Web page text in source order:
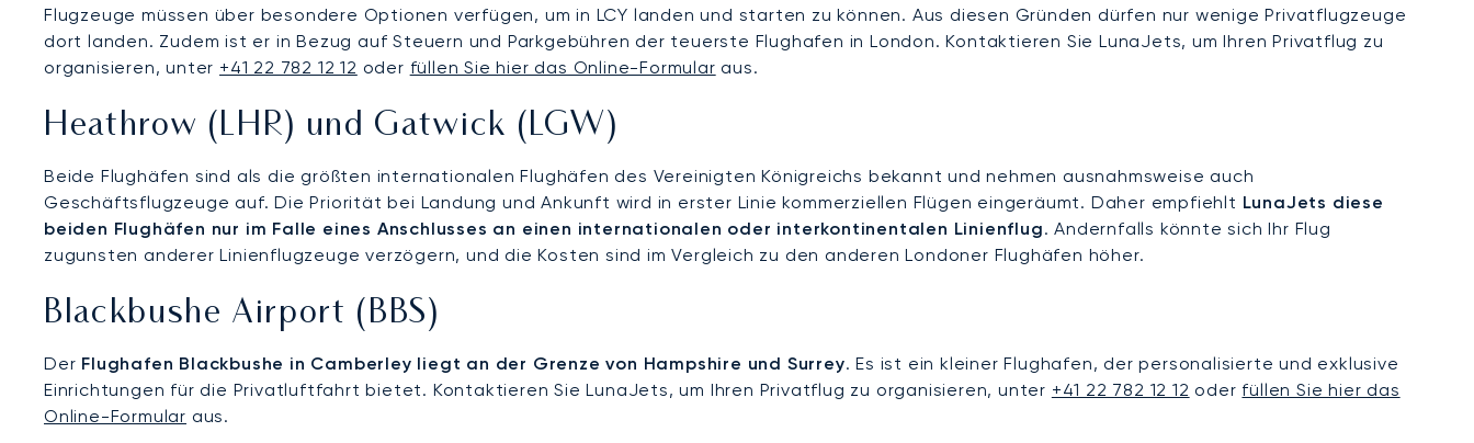
Flugzeuge müssen über besondere Optionen verfügen, um in LCY landen und starten zu können. Aus diesen Gründen dürfen nur wenige Privatflugzeuge
dort landen. Zudem ist er in Bezug auf Steuern und Parkgebühren der teuerste Flughafen in London. Kontaktieren Sie LunaJets, um Ihren Privatflug zu
organisieren, unter +41 22 782 12 12 oder füllen Sie hier das Online-Formular aus.
Heathrow (LHR) und Gatwick (LGW)
Beide Flughäfen sind als die größten internationalen Flughäfen des Vereinigten Königreichs bekannt und nehmen ausnahmsweise auch
Geschäftsflugzeuge auf. Die Priorität bei Landung und Ankunft wird in erster Linie kommerziellen Flügen eingeräumt. Daher empfiehlt LunaJets diese
beiden Flughäfen nur im Falle eines Anschlusses an einen internationalen oder interkontinentalen Linienflug. Andernfalls könnte sich Ihr Flug
zugunsten anderer Linienflugzeuge verzögern, und die Kosten sind im Vergleich zu den anderen Londoner Flughäfen höher.
Blackbushe Airport (BBS)
Der Flughafen Blackbushe in Camberley liegt an der Grenze von Hampshire und Surrey. Es ist ein kleiner Flughafen, der personalisierte und exklusive
Einrichtungen für die Privatluftfahrt bietet. Kontaktieren Sie LunaJets, um Ihren Privatflug zu organisieren, unter +41 22 782 12 12 oder füllen Sie hier das
Online-Formular aus.